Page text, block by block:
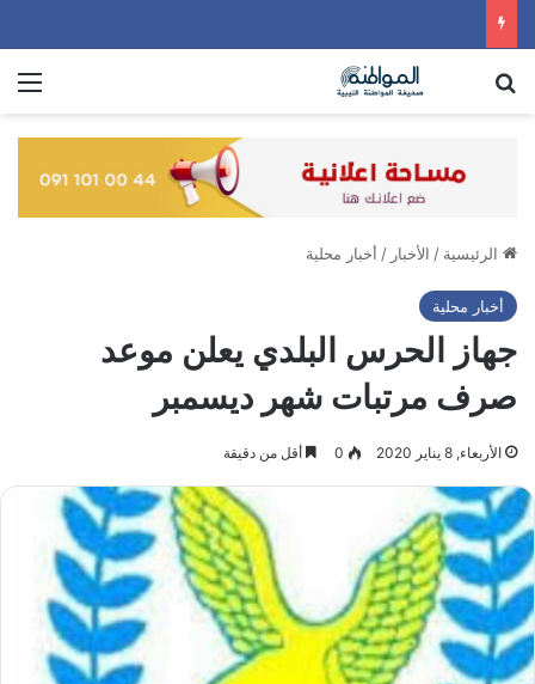
الرئيسية / الأخبار / أخبار محلية
أخبار محلية
جهاز الحرس البلدي يعلن موعد
صرف مرتبات شهر ديسمبر
الأربعاء, 8 يناير 2020 0 أقل من دقيقة